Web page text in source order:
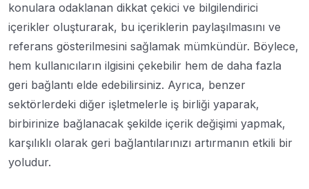
konulara odaklanan dikkat çekici ve bilgilendirici
içerikler oluşturarak, bu içeriklerin paylaşılmasını ve
referans gösterilmesini sağlamak mümkündür. Böylece,
hem kullanıcıların ilgisini çekebilir hem de daha fazla
geri bağlantı elde edebilirsiniz. Ayrıca, benzer
sektörlerdeki diğer işletmelerle iş birliği yaparak,
birbirinize bağlanacak şekilde içerik değişimi yapmak,
karşılıklı olarak geri bağlantılarınızı artırmanın etkili bir
yoludur.